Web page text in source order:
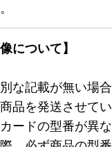
について】
な記載が無い場
品を発送させて
ードの型番が異